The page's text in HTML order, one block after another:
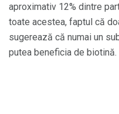
aproximativ 12% dintre
toate acestea, faptul că
sugerează că numai un
putea beneficia de biotină.